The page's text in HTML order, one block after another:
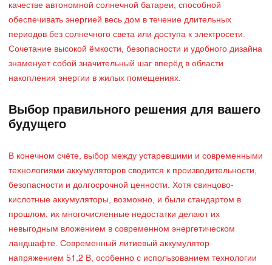
качестве автономной солнечной батареи, способной
обеспечивать энергией весь дом в течение длительных
периодов без солнечного света или доступа к электросети.
Сочетание высокой ёмкости, безопасности и удобного дизайна
знаменует собой значительный шаг вперёд в области
накопления энергии в жилых помещениях.
Выбор правильного решения для вашего
будущего
В конечном счёте, выбор между устаревшими и современными
технологиями аккумуляторов сводится к производительности,
безопасности и долгосрочной ценности. Хотя свинцово-
кислотные аккумуляторы, возможно, и были стандартом в
прошлом, их многочисленные недостатки делают их
невыгодным вложением в современном энергетическом
ландшафте. Современный литиевый аккумулятор
напряжением 51,2 В, особенно с использованием технологии